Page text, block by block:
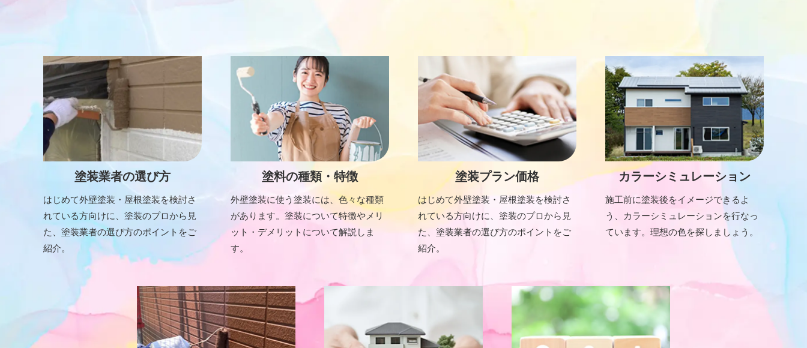
塗装業者の選び方
はじめて外壁塗装・屋根塗装を検討さ
れている方向けに、塗装のプロから見
た、塗装業者の選び方のポイントをご
紹介。
塗料の種類・特徴
外壁塗装に使う塗装には、色々な種類
があります。塗装について特徴やメリ
ット・デメリットについて解説しま
す。
塗装プラン価格
はじめて外壁塗装・屋根塗装を検討さ
れている方向けに、塗装のプロから見
た、塗装業者の選び方のポイントをご
紹介。
カラーシミュレーション
施工前に塗装後をイメージできるよ
う、カラーシミュレーションを行なっ
ています。理想の色を探しましょう。